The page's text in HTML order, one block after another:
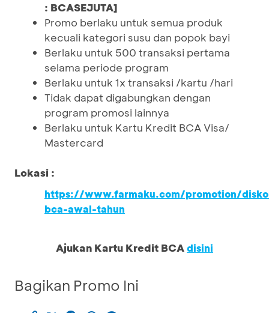
: BCASEJUTA]
Promo berlaku untuk semua produk
kecuali kategori susu dan popok bayi
Berlaku untuk 500 transaksi pertama
selama periode program
Berlaku untuk 1x transaksi /kartu /hari
Tidak dapat digabungkan dengan
program promosi lainnya
Berlaku untuk Kartu Kredit BCA Visa/
Mastercard
Lokasi :
https://www.farmaku.com/promotion/
bca-awal-tahun
Ajukan Kartu Kredit BCAdisini
Bagikan Promo Ini